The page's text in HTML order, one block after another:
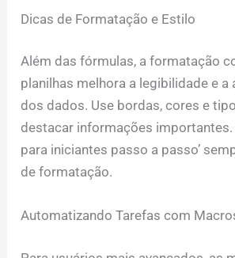
Dicas de Formatação e Estilo
Além das fórmulas, a formatação
planilhas melhora a legibilidade e a
dos dados. Use bordas, cores e
destacar informações importantes.
para iniciantes passo a passo’
de formatação.
Automatizando Tarefas com